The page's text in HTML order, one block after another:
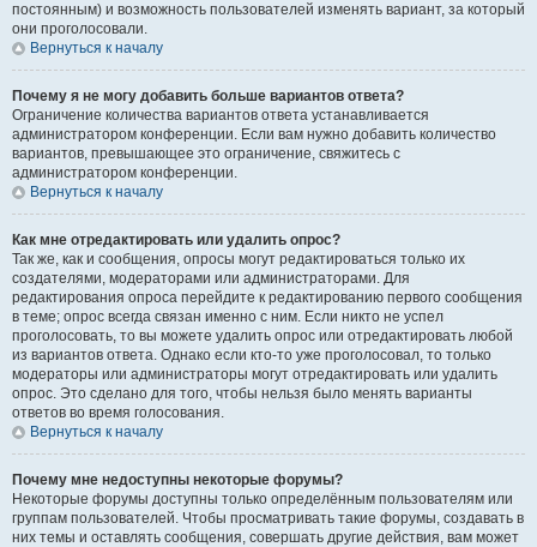
постоянным) и возможность пользователей изменять вариант, за который
они проголосовали.
Вернуться к началу
Почему я не могу добавить больше вариантов ответа?
Ограничение количества вариантов ответа устанавливается
администратором конференции. Если вам нужно добавить количество
вариантов, превышающее это ограничение, свяжитесь с
администратором конференции.
Вернуться к началу
Как мне отредактировать или удалить опрос?
Так же, как и сообщения, опросы могут редактироваться только их
создателями, модераторами или администраторами. Для
редактирования опроса перейдите к редактированию первого сообщения
в теме; опрос всегда связан именно с ним. Если никто не успел
проголосовать, то вы можете удалить опрос или отредактировать любой
из вариантов ответа. Однако если кто-то уже проголосовал, то только
модераторы или администраторы могут отредактировать или удалить
опрос. Это сделано для того, чтобы нельзя было менять варианты
ответов во время голосования.
Вернуться к началу
Почему мне недоступны некоторые форумы?
Некоторые форумы доступны только определённым пользователям или
группам пользователей. Чтобы просматривать такие форумы, создавать в
них темы и оставлять сообщения, совершать другие действия, вам может